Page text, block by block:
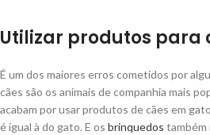
Utilizar produtos para
É um dos maiores erros cometidos por
cães são os animais de companhia mais
acabam por usar produtos de cães em
é igual à do gato. E os brinquedos também